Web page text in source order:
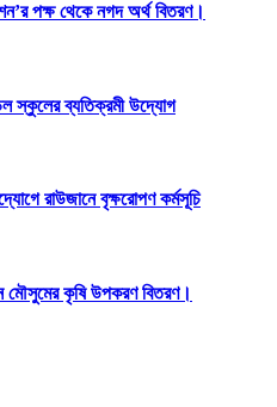
পক্ষ থেকে নগদ অর্থ বিতরণ।
স্কুলের ব্যতিক্রমী উদ্যোগ
রাউজানে বৃক্ষরোপণ কর্মসূচি
মৌসুমের কৃষি উপকরণ বিতরণ।